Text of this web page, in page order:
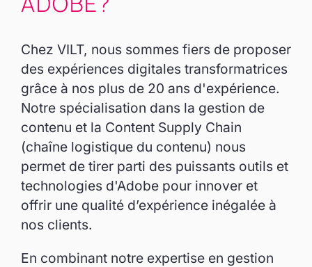
Chez VILT, nous sommes fiers de proposer
des expériences digitales transformatrices
grâce à nos plus de 20 ans d'expérience.
Notre spécialisation dans la gestion de
contenu et la Content Supply Chain
(chaîne logistique du contenu) nous
permet de tirer parti des puissants outils et
technologies d'Adobe pour innover et
offrir une qualité d’expérience inégalée à
nos clients.
En combinant notre expertise en gestion